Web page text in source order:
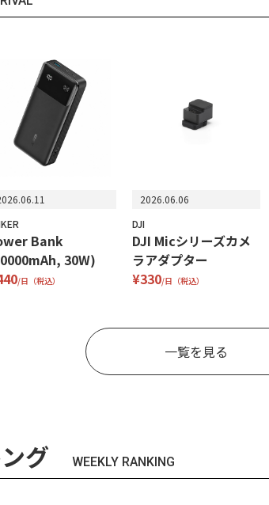
Bank
30W)
/日（税込）
2026.06.06
DJI
DJI Micシリーズカメ
ラアダプター
¥330/日（税込）
一覧を見る
グ WEEKLY RANKING